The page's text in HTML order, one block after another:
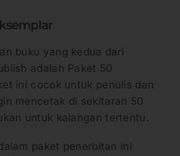
buku yang kedua dari
adalah Paket 50
ini cocok untuk penulis dan
mencetak di sekitaran 50
untuk kalangan tertentu.
paket penerbitan ini